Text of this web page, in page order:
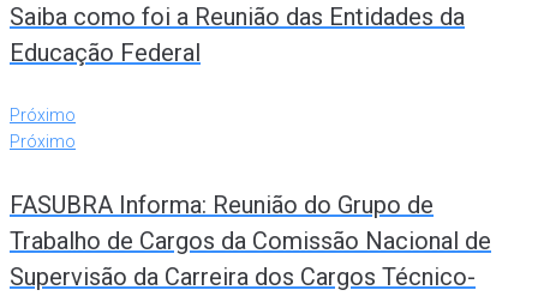
Saiba como foi a Reunião das Entidades da
Educação Federal
Próximo
Próximo
FASUBRA Informa: Reunião do Grupo de
Trabalho de Cargos da Comissão Nacional de
Supervisão da Carreira dos Cargos Técnico-